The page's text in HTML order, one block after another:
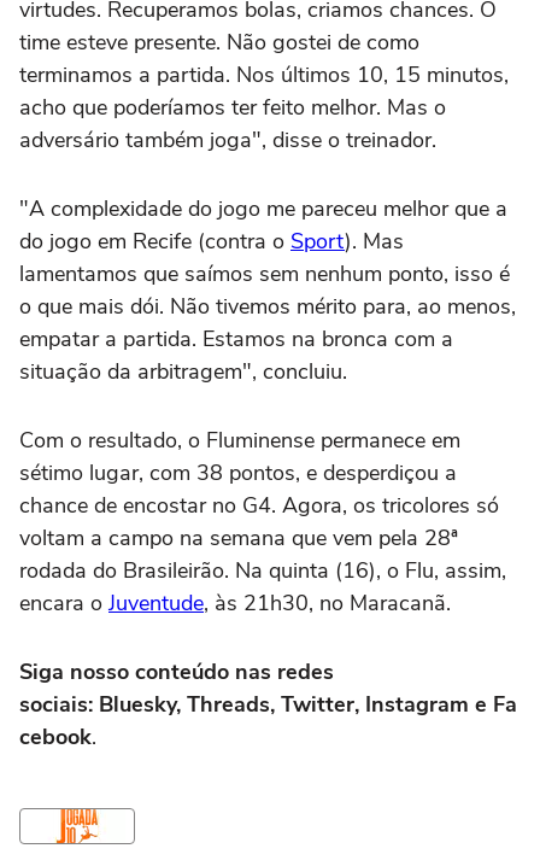
virtudes. Recuperamos bolas, criamos chances. O
time esteve presente. Não gostei de como
terminamos a partida. Nos últimos 10, 15 minutos,
acho que poderíamos ter feito melhor. Mas o
adversário também joga", disse o treinador.
"A complexidade do jogo me pareceu melhor que a
do jogo em Recife (contra o Sport). Mas
lamentamos que saímos sem nenhum ponto, isso é
o que mais dói. Não tivemos mérito para, ao menos,
empatar a partida. Estamos na bronca com a
situação da arbitragem", concluiu.
Com o resultado, o Fluminense permanece em
sétimo lugar, com 38 pontos, e desperdiçou a
chance de encostar no G4. Agora, os tricolores só
voltam a campo na semana que vem pela 28ª
rodada do Brasileirão. Na quinta (16), o Flu, assim,
encara o Juventude, às 21h30, no Maracanã.
Siga nosso conteúdo nas redes
sociais: Bluesky, Threads, Twitter, Instagram e Fa
cebook.